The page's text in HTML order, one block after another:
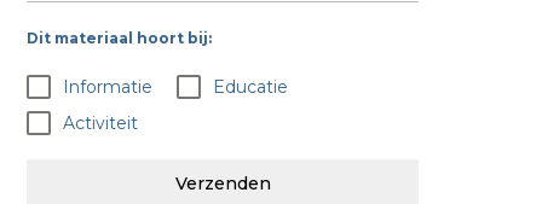
Dit materiaal hoort bij:
Informatie
Educatie
Activiteit
Verzenden